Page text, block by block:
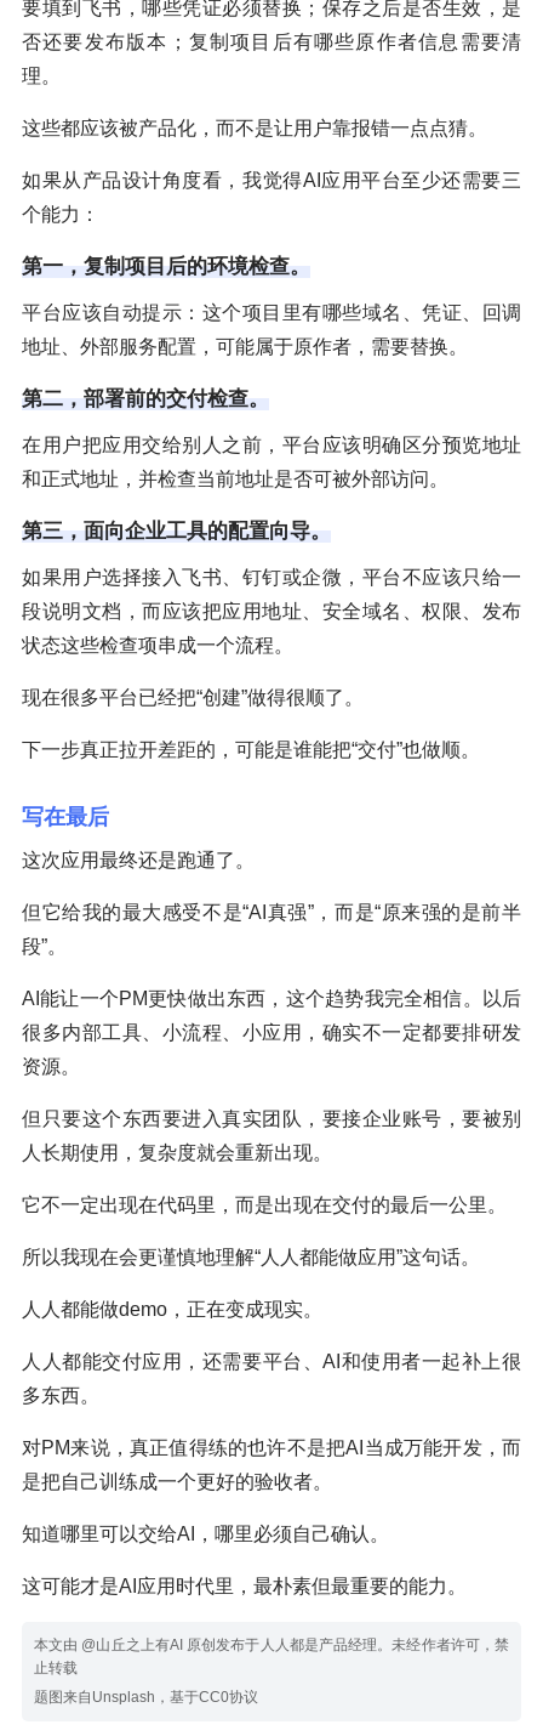
要填到飞书，哪些凭证必须替换；保存之后是否生效，是
否还要发布版本；复制项目后有哪些原作者信息需要清
理。
这些都应该被产品化，而不是让用户靠报错一点点猜。
如果从产品设计角度看，我觉得AI应用平台至少还需要三
个能力：
第一，复制项目后的环境检查。
平台应该自动提示：这个项目里有哪些域名、凭证、回调
地址、外部服务配置，可能属于原作者，需要替换。
第二，部署前的交付检查。
在用户把应用交给别人之前，平台应该明确区分预览地址
和正式地址，并检查当前地址是否可被外部访问。
第三，面向企业工具的配置向导。
如果用户选择接入飞书、钉钉或企微，平台不应该只给一
段说明文档，而应该把应用地址、安全域名、权限、发布
状态这些检查项串成一个流程。
现在很多平台已经把“创建”做得很顺了。
下一步真正拉开差距的，可能是谁能把“交付”也做顺。
写在最后
这次应用最终还是跑通了。
但它给我的最大感受不是“AI真强”，而是“原来强的是前半
段”。
AI能让一个PM更快做出东西，这个趋势我完全相信。以后
很多内部工具、小流程、小应用，确实不一定都要排研发
资源。
但只要这个东西要进入真实团队，要接企业账号，要被别
人长期使用，复杂度就会重新出现。
它不一定出现在代码里，而是出现在交付的最后一公里。
所以我现在会更谨慎地理解“人人都能做应用”这句话。
人人都能做demo，正在变成现实。
人人都能交付应用，还需要平台、AI和使用者一起补上很
多东西。
对PM来说，真正值得练的也许不是把AI当成万能开发，而
是把自己训练成一个更好的验收者。
知道哪里可以交给AI，哪里必须自己确认。
这可能才是AI应用时代里，最朴素但最重要的能力。
本文由 @山丘之上有AI 原创发布于人人都是产品经理。未经作者许可，禁
止转载
题图来自Unsplash，基于CC0协议